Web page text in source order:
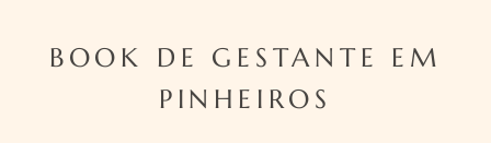
BOOK DE GESTANTE EM
PINHEIROS